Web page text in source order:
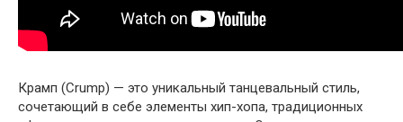
Крамп (Crump) — это уникальный танцевальный стиль,
сочетающий в себе элементы хип-хопа, традиционных